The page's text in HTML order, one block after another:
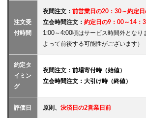
注文受
付時間
夜間注文： 前営業日の20：30～約定
立会時間注文： 約定日の9：00～14：
1:00～4:00頃はサービス時間外となり
よって前後する可能性がございます）
約定タ
イミン
グ
夜間注文： 前場寄付時（始値）
立会時間注文：大引け時（終値）
評価日 原則、 決済日の2営業日前